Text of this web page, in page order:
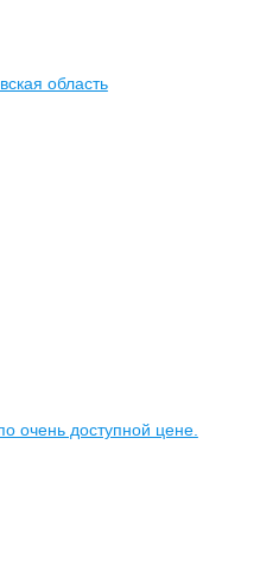
область
очень доступной цене.